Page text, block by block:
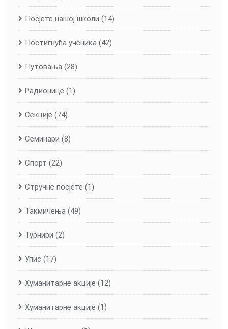
Посјете нашој школи (14)
Постигнућа ученика (42)
Путовања (28)
Радионице (1)
Секције (74)
Семинари (8)
Спорт (22)
Стручне посјете (1)
Такмичења (49)
Турнири (2)
Упис (17)
Хуманитарне aкције (12)
Хуманитарне акције (1)